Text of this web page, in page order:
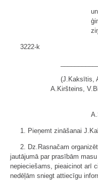
3222-k
(J.Kaksītis,
A.Kiršteins,
1. Pieņemt zināšanai
2. Dz.Rasnačam
jautājumā par prasībām
nepieciešams, pieaicinot arī
nedēļām sniegt attiecīgu